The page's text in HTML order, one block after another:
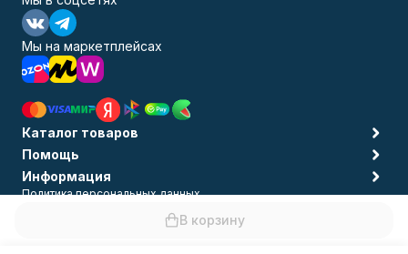
В корзину
Мы на маркетплейсах
Каталог товаров
Помощь
Информация
Политика персональных данных